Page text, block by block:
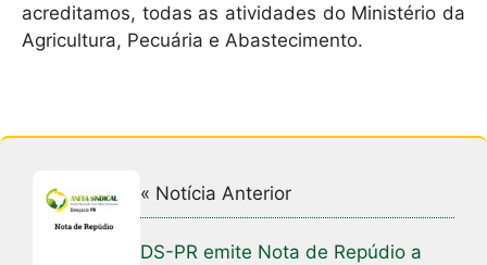
acreditamos, todas as atividades do Ministério da
Agricultura, Pecuária e Abastecimento.
« Notícia Anterior
DS-PR emite Nota de Repúdio a